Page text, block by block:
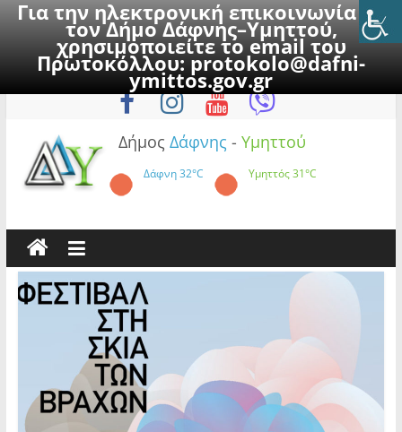
Για την ηλεκτρονική επικοινωνία με
τον Δήμο Δάφνης–Υμηττού,
χρησιμοποιείτε το email του
Πρωτοκόλλου:protokolo@dafni-
ymittos.gov.gr
to
Σάββατο, 8 Αυγούστου 2026
Δήμος Δάφνης - Υμηττού
Δάφνη32°C Υμηττός31°C